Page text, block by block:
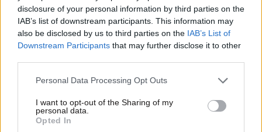
disclosure of your personal information by third parties on the
IAB’s list of downstream participants. This information may
also be disclosed by us to third parties on the IAB’s List of
Downstream Participants that may further disclose it to other
Please note that this website/app uses one or more Google
not limited to your visit or usage behaviour. You may click to
grant or deny consent to Google and its third-party tags to
use your data for below specified purposes in below Google
Personal Data Processing Opt Outs
I want to opt-out of the Sharing of my
personal data.
Opted In